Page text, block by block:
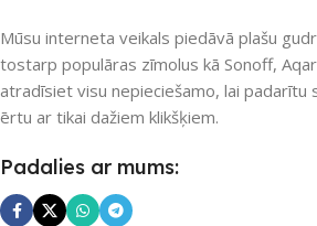
Mūsu interneta veikals piedāvā plašu
tostarp populāras zīmolus kā Sonoff,
atradīsiet visu nepieciešamo, lai padarītu
ērtu ar tikai dažiem klikšķiem.
Padalies ar mums: